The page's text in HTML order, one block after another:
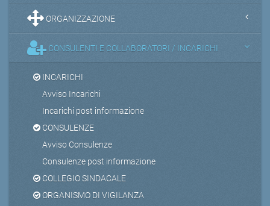
ORGANIZZAZIONE
CONSULENTI E COLLABORATORI / INCARICHI
INCARICHI
Avviso Incarichi
Incarichi post informazione
CONSULENZE
Avviso Consulenze
Consulenze post informazione
COLLEGIO SINDACALE
ORGANISMO DI VIGILANZA